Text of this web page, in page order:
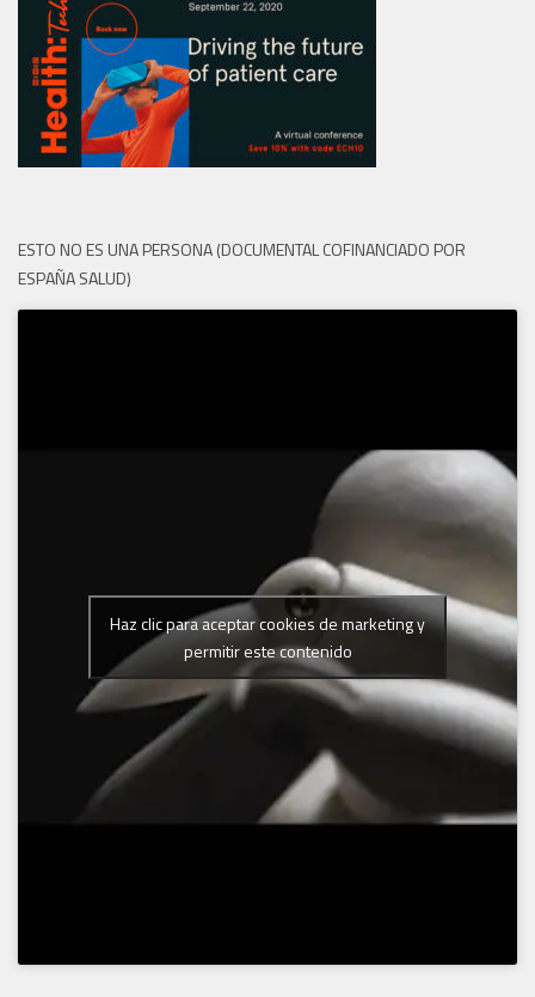
ESTO NO ES UNA PERSONA (DOCUMENTAL COFINANCIADO POR
ESPAÑA SALUD)
Haz clic para aceptar cookies de marketing y
permitir este contenido